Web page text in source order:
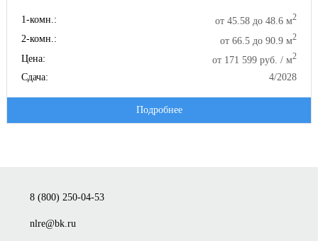
1-комн.: от 45.58 до 48.6 м2
2-комн.: от 66.5 до 90.9 м2
Цена: от 171 599 руб. / м2
Сдача: 4/2028
Подробнее
8 (800) 250-04-53
nlre@bk.ru